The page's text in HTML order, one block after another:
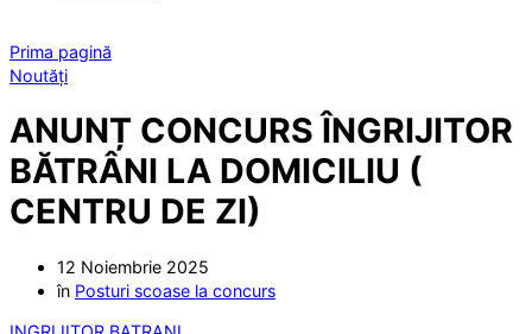
Prima pagină
Noutăți
ANUNȚ CONCURS ÎNGRIJITOR
BĂTRÂNI LA DOMICILIU (
CENTRU DE ZI)
12 Noiembrie 2025
în Posturi scoase la concurs